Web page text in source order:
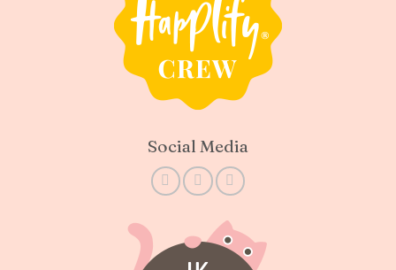
Social Media